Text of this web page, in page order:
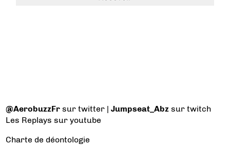
@AerobuzzFr sur twitter |Jumpseat_Abz sur twitch
Les Replays sur youtube
Charte de déontologie